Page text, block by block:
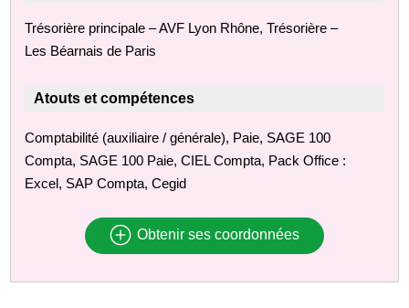
Trésorière principale – AVF Lyon Rhône, Trésorière –
Les Béarnais de Paris
Atouts et compétences
Comptabilité (auxiliaire / générale), Paie, SAGE 100
Compta, SAGE 100 Paie, CIEL Compta, Pack Office :
Excel, SAP Compta, Cegid
Obtenir ses coordonnées